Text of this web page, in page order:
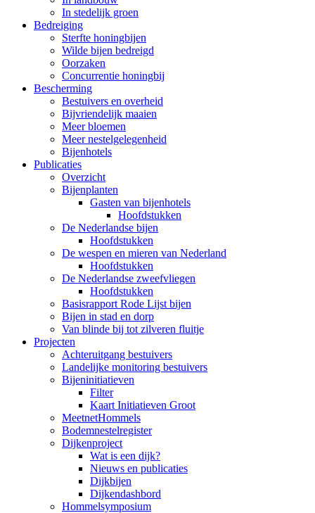
In stedelijk groen
Bedreiging
Sterfte honingbijen
Wilde bijen bedreigd
Oorzaken
Concurrentie honingbij
Bescherming
Bestuivers en overheid
Bijvriendelijk maaien
Meer bloemen
Meer nestelgelegenheid
Bijenhotels
Publicaties
Overzicht
Bijenplanten
Gasten van bijenhotels
Hoofdstukken
De Nederlandse bijen
Hoofdstukken
De wespen en mieren van Nederland
Hoofdstukken
De Nederlandse zweefvliegen
Hoofdstukken
Basisrapport Rode Lijst bijen
Bijen in stad en dorp
Van blinde bij tot zilveren fluitje
Projecten
Achteruitgang bestuivers
Landelijke monitoring bestuivers
Bijeninitiatieven
Filter
Kaart Initiatieven Groot
MeetnetHommels
Bodemnestelregister
Dijkenproject
Wat is een dijk?
Nieuws en publicaties
Dijkbijen
Dijkendashbord
Hommelsymposium